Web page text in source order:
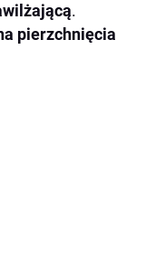
.
pierzchnięcia